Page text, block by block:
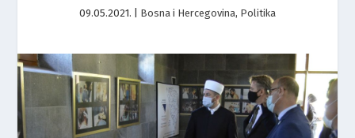
09.05.2021. Bosna i Hercegovina, Politika